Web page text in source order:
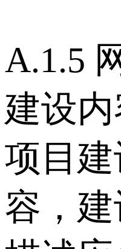
A.1.5
建设
项目
容，